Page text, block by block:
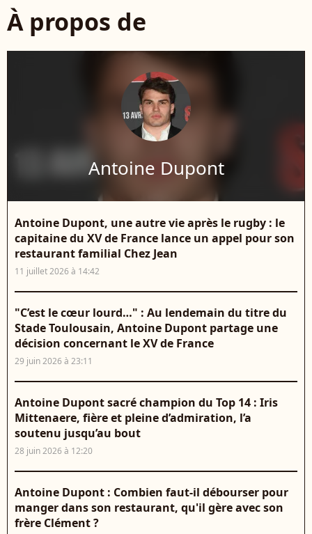
À propos de
Antoine Dupont
Antoine Dupont, une autre vie après le rugby : le
capitaine du XV de France lance un appel pour son
restaurant familial Chez Jean
11 juillet 2026 à 14:42
"C’est le cœur lourd…" : Au lendemain du titre du
Stade Toulousain, Antoine Dupont partage une
décision concernant le XV de France
29 juin 2026 à 23:11
Antoine Dupont sacré champion du Top 14 : Iris
Mittenaere, fière et pleine d’admiration, l’a
soutenu jusqu’au bout
28 juin 2026 à 12:20
Antoine Dupont : Combien faut-il débourser pour
manger dans son restaurant, qu'il gère avec son
frère Clément ?